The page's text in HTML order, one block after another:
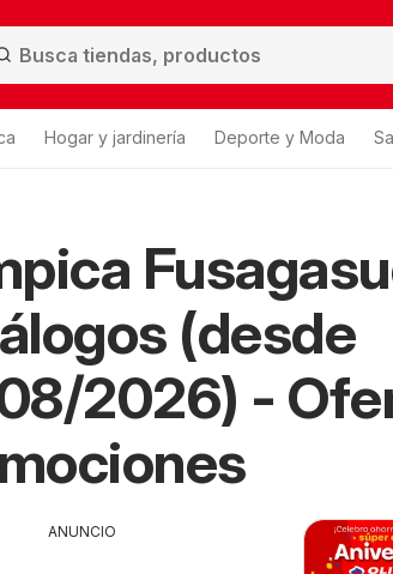
Hogar y jardinería Deporte y Moda
(desde
2026) -
ANUNCIO